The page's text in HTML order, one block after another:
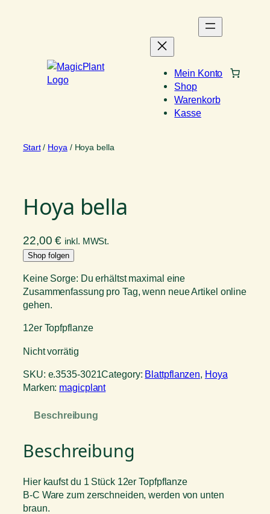
Mein Konto
Shop
Warenkorb
Kasse
Start/ Hoya / Hoya bella
Hoya bella
22,00€ inkl. MWSt.
Shop folgen
Keine Sorge: Du erhältst maximal eine
Zusammenfassung pro Tag, wenn neue Artikel online
gehen.
12er Topfpflanze
Nicht vorrätig
SKU: e.3535-3021Category: Blattpflanzen, Hoya
Marken: magicplant
Beschreibung
Beschreibung
Hier kaufst du 1 Stück 12er Topfpflanze
B-C Ware zum zerschneiden, werden von unten
braun.